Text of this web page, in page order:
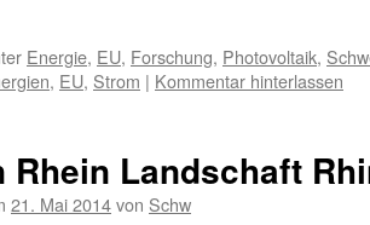
Energie, EU, Forschung, Photovoltaik,
, EU, Strom | Kommentar hinterlassen
Rhein Landschaft
21. Mai 2014von Schw